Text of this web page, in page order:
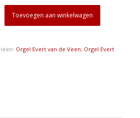
Toevoegen aan winkelwagen
Orgel Evert van de Veen, Orgel Evert